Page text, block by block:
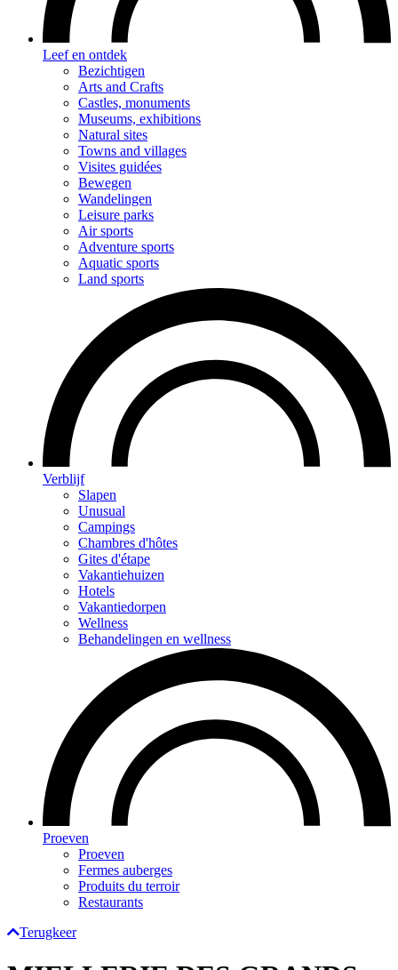
Leef en ontdek
Bezichtigen
Arts and Crafts
Castles, monuments
Museums, exhibitions
Natural sites
Towns and villages
Visites guidées
Bewegen
Wandelingen
Leisure parks
Air sports
Adventure sports
Aquatic sports
Land sports
Verblijf
Slapen
Unusual
Campings
Chambres d'hôtes
Gites d'étape
Vakantiehuizen
Hotels
Vakantiedorpen
Wellness
Behandelingen en wellness
Proeven
Proeven
Fermes auberges
Produits du terroir
Restaurants
Terugkeer